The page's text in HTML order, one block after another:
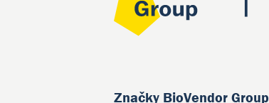
Značky BioVendor Group